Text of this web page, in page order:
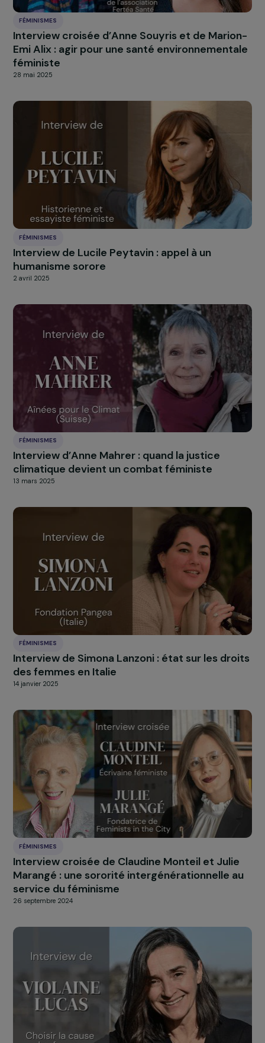
FÉMINISMES
WECF France valorise l’engagement des
femmes rurales dans les Alpes à travers le
Femmes & Biodiversité et le <br/> podcast «
Hautes Voix ! »
FÉMINISMES
Interview croisée d’Anne Souyris et de
féministe
28 mai 2025
Interview de Lucile Peytavin : appel à un
humanisme sorore
FÉMINISMES
Interview d’Anne Mahrer : quand la justice
climatique devient un combat féministe
13 mars 2025
FÉMINISMES
Interview de Simona Lanzoni : état sur les
des femmes en Italie
14 janvier 2025